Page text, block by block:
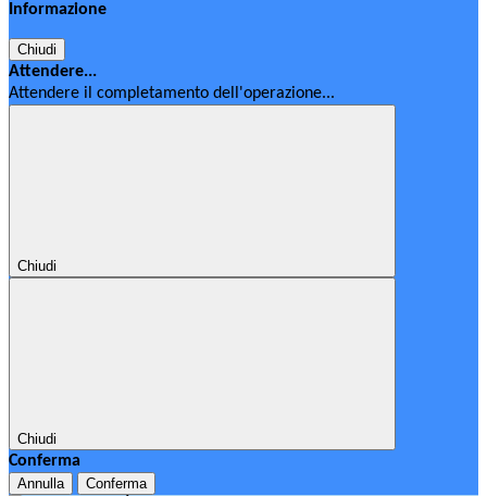
Informazione
Chiudi
Attendere...
Attendere il completamento dell'operazione...
Chiudi
Chiudi
Conferma
Annulla Conferma